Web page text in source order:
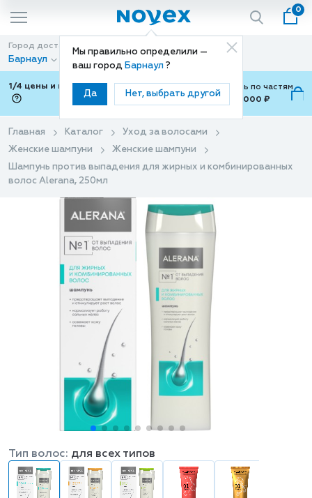
Мы правильно определили —
ваш город Барнаул ?
Да Нет, выбрать другой
0
Город доставки
Барнаул
Способ доставки
Доставка
1/4 цены и покупки ваши с Подели
Можно оплатить по частям
от 700 ₽ до 15,000 ₽
Главная Каталог
Уход за волосами
Женские шампуни
Женские шампуни
Шампунь против выпадения для жирных и комбинированных
волос Alerana, 250мл
Тип волос: для всех типов